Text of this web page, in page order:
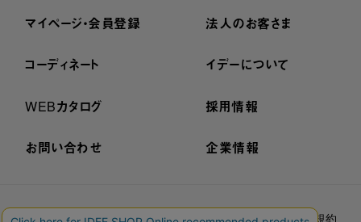
マイページ・会員登録
コーディネート
WEBカタログ
お問い合わせ
法人のお客さま
イデーについて
採用情報
企業情報
プライバシーポリシー 外部送信ポリシー ご利用規約